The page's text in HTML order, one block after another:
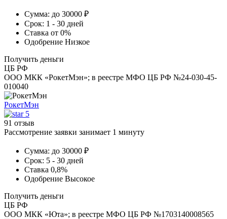
Сумма: до 30000 ₽
Срок: 1 - 30 дней
Ставка от 0%
Одобрение Низкое
Получить деньги
ЦБ РФ
ООО МКК «РокетМэн»; в реестре МФО ЦБ РФ №24-030-45-
010040
РокетМэн
5
91 отзыв
Рассмотрение заявки занимает 1 минуту
Сумма: до 30000 ₽
Срок: 5 - 30 дней
Ставка 0,8%
Одобрение Высокое
Получить деньги
ЦБ РФ
ООО МКК «Юта»; в реестре МФО ЦБ РФ №1703140008565